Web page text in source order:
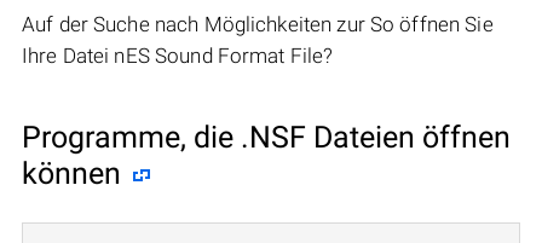
Auf der Suche nach Möglichkeiten zur So öffnen Sie
Ihre Datei nES Sound Format File?
Programme, die .NSF Dateien öffnen
können